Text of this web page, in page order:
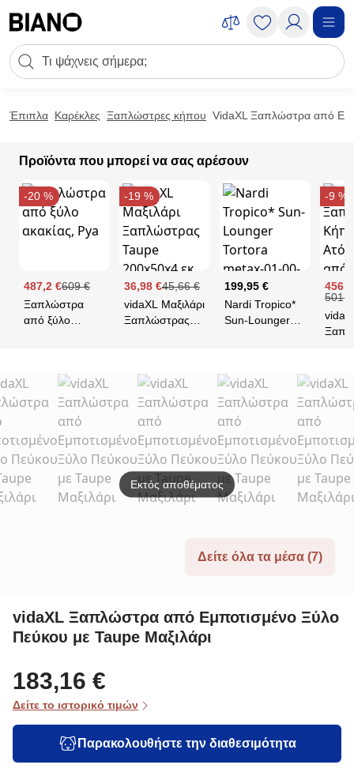
Πεδίο αναζήτησης
Έπιπλα Καρέκλες Ξαπλώστρες κήπου VidaXL Ξαπλώστρα από
Προϊόντα που μπορεί να σας αρέσουν
-20 %
487,2 €609 €
Ξαπλώστρα
από ξύλο
-19 %
36,98 €45,66 €
vidaXL Μαξιλάρι
Ξαπλώστρας
199,95 €
Nardi Tropico*
Sun-Lounger
x 69.0000 x
91.0000
-9 %
από
Δείτε όλα τα μέσα (7)
Εκτός αποθέματος
vidaXL Ξαπλώστρα από Εμποτισμένο Ξύλο
Πεύκου με Taupe Μαξιλάρι
183,16 €
Δείτε το ιστορικό τιμών
Παρακολουθήστε την διαθεσιμότητα